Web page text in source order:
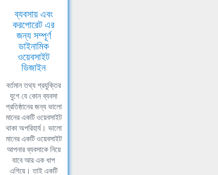
ব্যবসায় এবং
করপোরেট এর
জন্য সম্পূর্ণ
ডাইনামিক
ওয়েবসাইট
ডিজাইন
বর্তমান তথ্য প্রযুক্তির
যুগে যে কোন ব্যবসা
প্রতিষ্ঠানের জন্য ভালো
মানের একটি ওয়েবসাইট
থাকা অপরিহার্য। ভালো
মানের একটি ওয়েবসাইট
আপনার ব্যবসাকে নিয়ে
যাবে আর এক ধাপ
এগিয়ে। তাই একটি